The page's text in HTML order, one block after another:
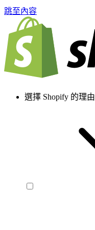
跳至內容
選擇 Shopify 的理由